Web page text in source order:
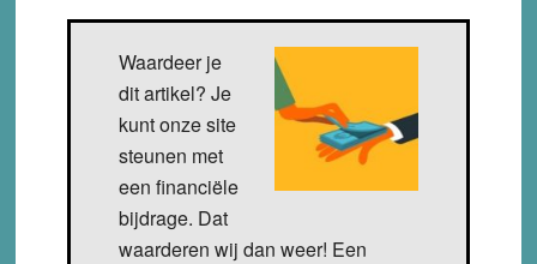
Waardeer je
dit artikel? Je
kunt onze site
steunen met
een financiële
bijdrage. Dat
waarderen wij dan weer! Een